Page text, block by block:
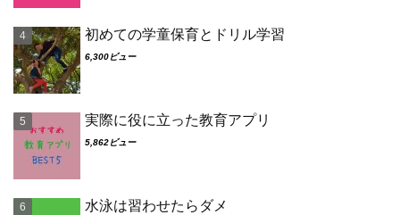
初めての学童保育とドリル学習
6,300ビュー
実際に役に立った教育アプリ
5,862ビュー
水泳は習わせたらダメ